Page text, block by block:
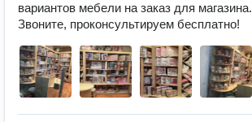
вариантов мебели на заказ для магазина.
Звоните, проконсультируем бесплатно!